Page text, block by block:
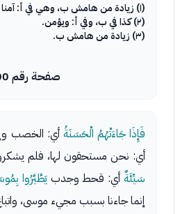
(١) زيادة من هامش ب، وهي في أ: آمنا بربنا.
(٢) كذا في ب، وفي أ: ويؤمن.
(٣) زيادة من هامش ب.
صفحة رقم 300
فَإِذَا جَاءَتْهُمُ الْحَسَنَةُ أي: الخصب
أي: نحن مستحقون لها، فلم يشكروا
سَيِّئَةٌ أي: قحط وجدبيَطَّيَّرُوا
إنما جاءنا بسبب مجيء موسى،